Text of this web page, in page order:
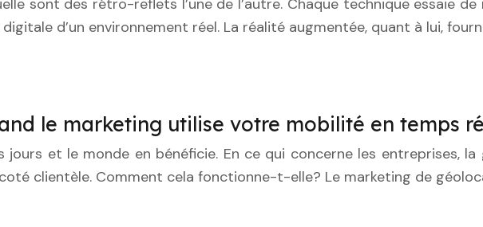
sont des rétro-reflets l’une de l’autre. Chaque technique essaie
d’un environnement réel. La réalité augmentée, quant à lui,
le marketing utilise votre mobilité en temps
jours et le monde en bénéficie. En ce qui concerne les entreprises,
clientèle. Comment cela fonctionne-t-elle? Le marketing de